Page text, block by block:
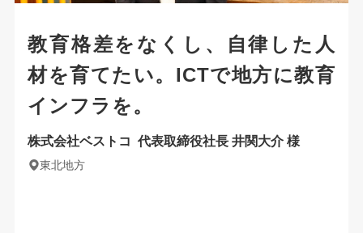
教育格差をなくし、自律した人
材を育てたい。ICTで地方に教育
インフラを。
株式会社ベストコ 代表取締役社長 井関大介 様
東北地方